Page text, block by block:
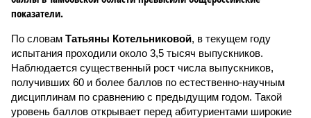
показатели.
По словам Татьяны Котельниковой, в текущем году
испытания проходили около 3,5 тысяч выпускников.
Наблюдается существенный рост числа выпускников,
получивших 60 и более баллов по естественно-научным
дисциплинам по сравнению с предыдущим годом. Такой
уровень баллов открывает перед абитуриентами широкие